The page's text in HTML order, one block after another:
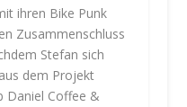
ihren Bike Punk
Zusammenschluss
Stefan sich
dem Projekt
Daniel Coffee &